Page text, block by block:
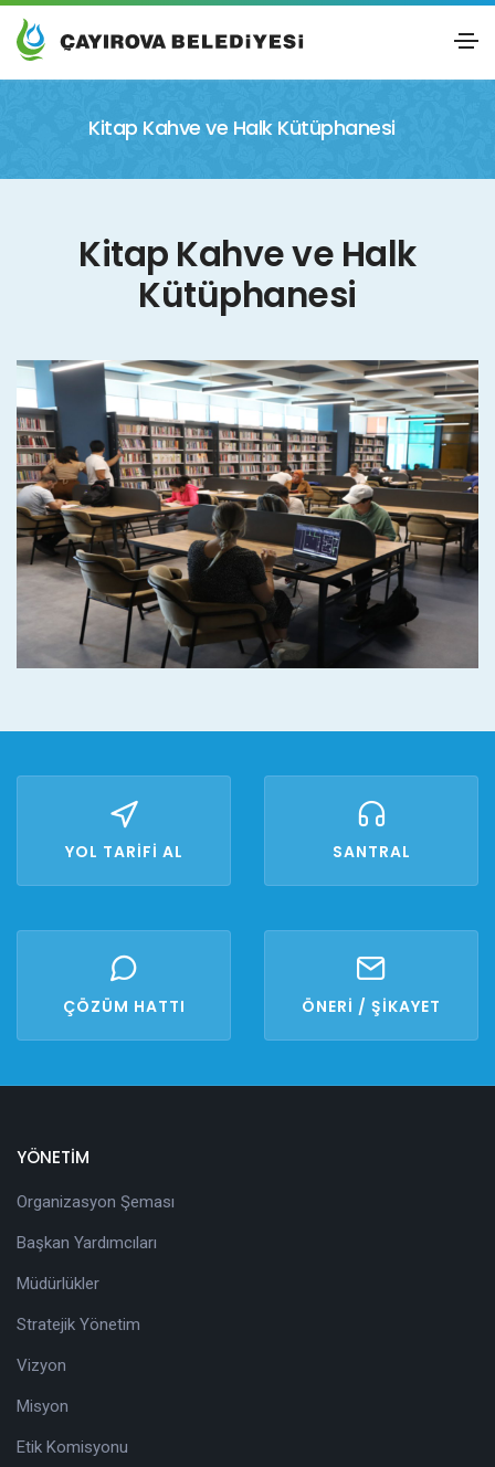
Kitap Kahve ve Halk Kütüphanesi
Kitap Kahve ve Halk
Kütüphanesi
YOL TARİFİ AL SANTRAL
ÇÖZÜM HATTI ÖNERİ / ŞİKAYET
YÖNETİM
Organizasyon Şeması
Başkan Yardımcıları
Müdürlükler
Stratejik Yönetim
Vizyon
Misyon
Etik Komisyonu